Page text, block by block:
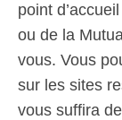
point
ou de la
vous. Vous
sur les sites
vous suffira